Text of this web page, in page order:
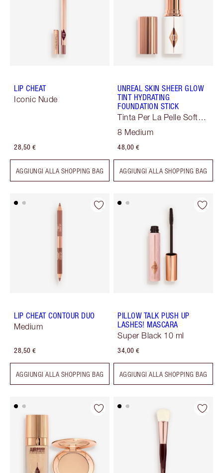
LIP CHEAT
Iconic Nude
28,50 €
AGGIUNGI ALLA SHOPPING BAG
UNREAL SKIN SHEER GLOW
TINT HYDRATING
FOUNDATION STICK
Tinta Per La Pelle Soft
8 Medium
48,00 €
AGGIUNGI ALLA SHOPPING BAG
LIP CHEAT CONTOUR DUO
Medium
28,50 €
AGGIUNGI ALLA SHOPPING BAG
PILLOW TALK PUSH UP
LASHES! MASCARA
Super Black 10 ml
34,00 €
AGGIUNGI ALLA SHOPPING BAG